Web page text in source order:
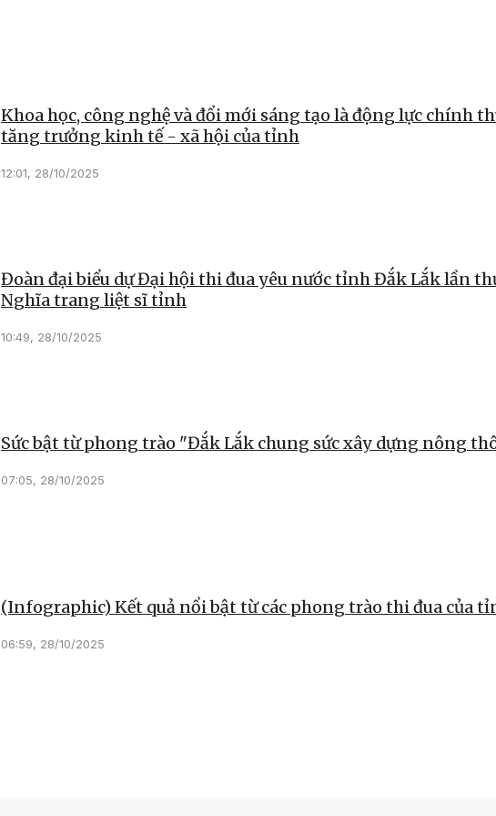
Khoa học, công nghệ và đổi mới sáng tạo là động lực chính
tăng trưởng kinh tế - xã hội của tỉnh
12:01, 28/10/2025
Đoàn đại biểu dự Đại hội thi đua yêu nước tỉnh Đắk Lắk lần
Nghĩa trang liệt sĩ tỉnh
10:49, 28/10/2025
Sức bật từ phong trào "Đắk Lắk chung sức xây dựng nông
07:05, 28/10/2025
(Infographic) Kết quả nổi bật từ các phong trào thi đua của
06:59, 28/10/2025